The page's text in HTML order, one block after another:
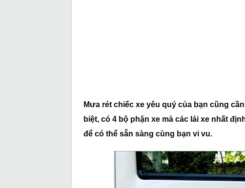
Mưa rét chiếc xe yêu quý của bạn cũng
biệt, có 4 bộ phận xe mà các lái xe nhất
để có thể sẵn sàng cùng bạn vi vu.